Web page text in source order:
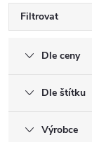
Filtrovat
Dle ceny
Dle štítku
Výrobce